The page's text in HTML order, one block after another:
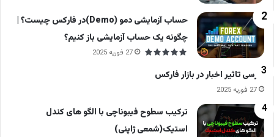
حساب آزمایشی دمو (Demo)در فارکس چیست؟ |
چگونه یک حساب آزمایشی باز کنیم؟
27 فوریه 2025
بررسی تاثیر اخبار در بازار فارکس
27 فوریه 2025
ترکیب سطوح فیبوناچی با الگو های کندل
استیک(شمعی ژاپنی)